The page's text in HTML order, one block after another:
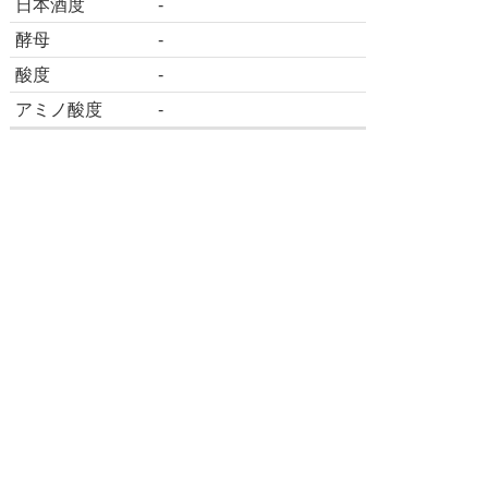
日本酒度
-
酵母
-
酸度
-
アミノ酸度
-